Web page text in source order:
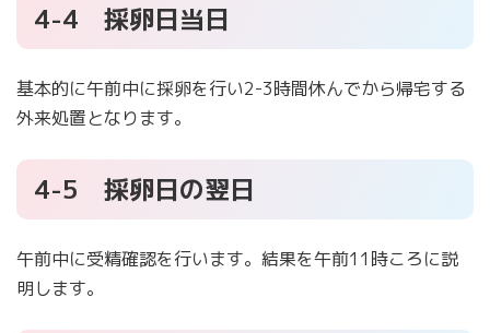
4-4 採卵日当日
基本的に午前中に採卵を行い2-3時間休んでから帰宅する
外来処置となります。
4-5 採卵日の翌日
午前中に受精確認を行います。結果を午前11時ころに説
明します。